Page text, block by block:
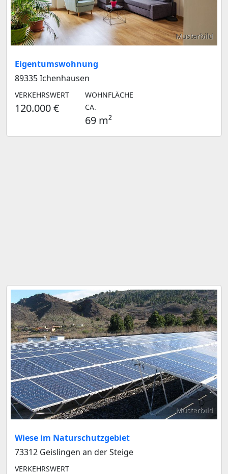
Musterbild
Eigentumswohnung
89335 Ichenhausen
VERKEHRSWERT
120.000 €
WOHNFLÄCHE
CA.
69 m²
Musterbild
Wiese im Naturschutzgebiet
73312 Geislingen an der Steige
VERKEHRSWERT